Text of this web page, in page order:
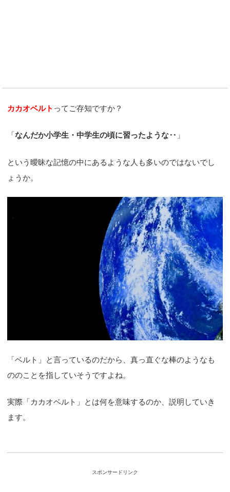
カカオベルト ってご存知ですか？
「なんだか小学生・中学生の頃に習ったような‥ 」
という曖昧な記憶の中にあるような人も多いのではないでし
ょうか。
「ベルト」と言っているのだから、真っ直ぐな棒のようなも
ののことを指していそうですよね。
実際「カカオベルト」とは何を意味するのか、説明していき
ます。
スポンサードリンク